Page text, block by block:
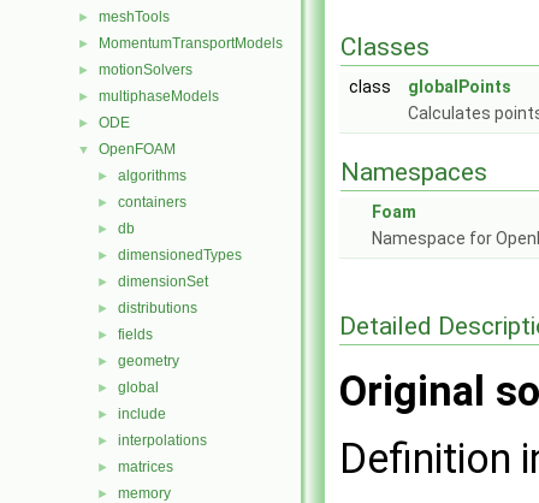
► meshTools
► MomentumTransportModels
► motionSolvers
► multiphaseModels
► ODE
▼ OpenFOAM
► algorithms
► containers
► db
► dimensionedTypes
► dimensionSet
► distributions
► fields
► geometry
► global
► include
► interpolations
► matrices
► memory
Classes
class
globalPoints
Calculates
Namespaces
Foam
Namespace for
Detailed
Original
Definition